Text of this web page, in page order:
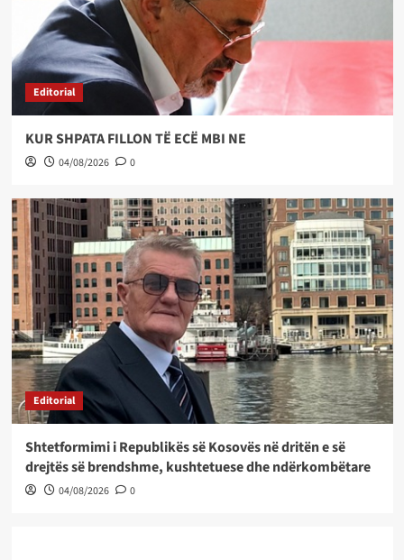
Editorial
KUR SHPATA FILLON TË ECË MBI NE
04/08/2026 0
Editorial
Shtetformimi i Republikës së Kosovës në dritën e së
drejtës së brendshme, kushtetuese dhe ndërkombëtare
04/08/2026 0